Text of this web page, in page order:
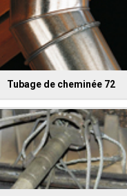
Tubage de cheminée 72